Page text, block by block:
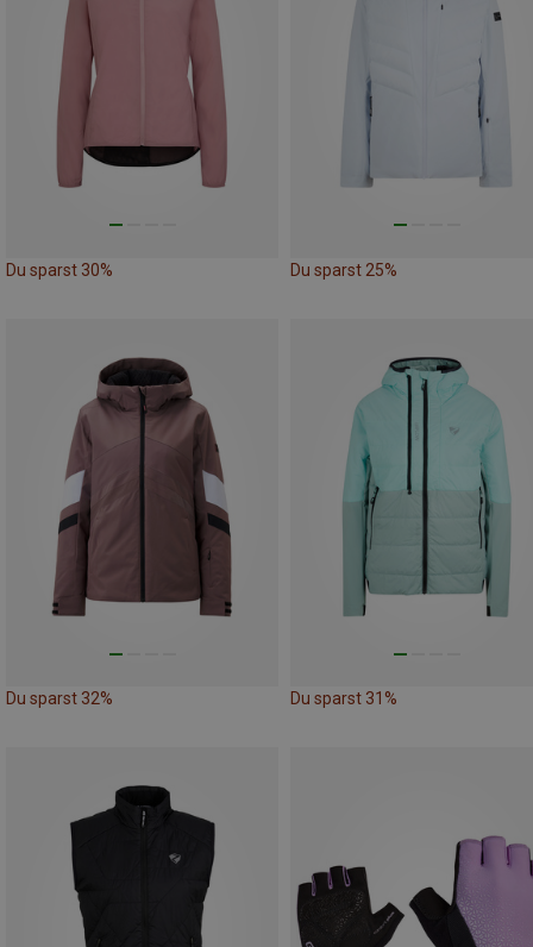
Du sparst 30% Du sparst 25%
Du sparst 32% Du sparst 31%